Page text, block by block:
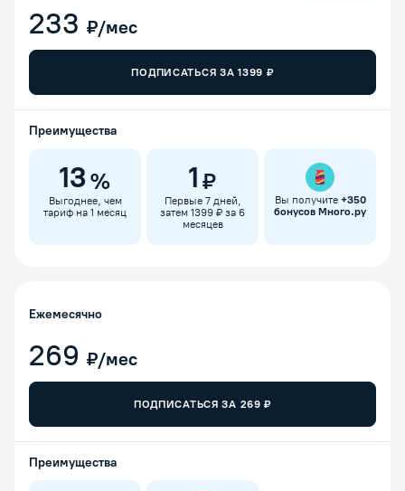
233 ₽/мес
ПОДПИСАТЬСЯ ЗА1399 ₽
Преимущества
13 %
Выгоднее, чем
тариф на 1 месяц
1 ₽
Первые 7 дней,
затем 1399 ₽ за 6
месяцев
Вы получите +350
бонусов Много.ру
Ежемесячно
269 ₽/мес
ПОДПИСАТЬСЯ ЗА 269 ₽
Преимущества